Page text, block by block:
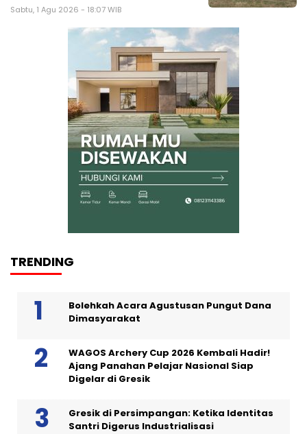
Sabtu, 1 Agu 2026 - 18:07 WIB
TRENDING
Bolehkah Acara Agustusan Pungut Dana
Dimasyarakat
WAGOS Archery Cup 2026 Kembali Hadir!
Ajang Panahan Pelajar Nasional Siap
Digelar di Gresik
Gresik di Persimpangan: Ketika Identitas
Santri Digerus Industrialisasi